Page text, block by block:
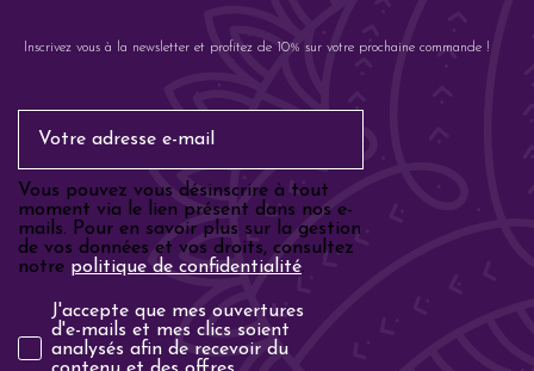
Inscrivez vous à la newsletter et profitez de 10% sur votre prochaine commande !
Vous pouvez vous désinscrire à tout
moment via le lien présent dans nos e-
mails. Pour en savoir plus sur la gestion
de vos données et vos droits, consultez
notre politique de confidentialité.
Analyse email
J'accepte que mes ouvertures
d'e-mails et mes clics soient
analysés afin de recevoir du